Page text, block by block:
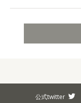
公式twitter